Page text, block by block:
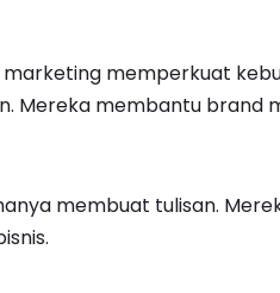
memperkuat
Mereka membantu brand
membuat tulisan.